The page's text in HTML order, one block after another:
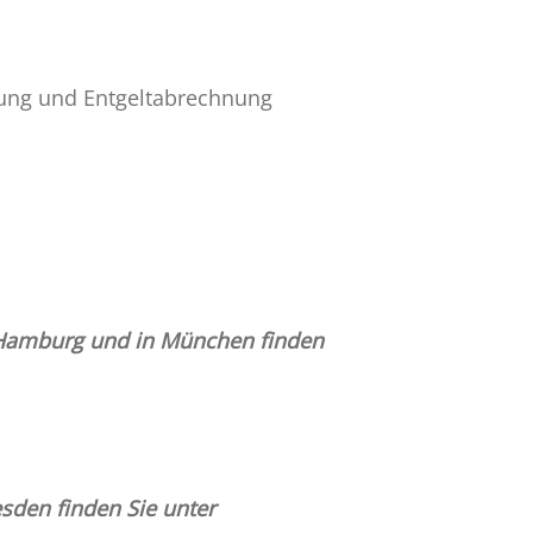
und Entgeltabrechnung
und in München finden
finden Sie unter